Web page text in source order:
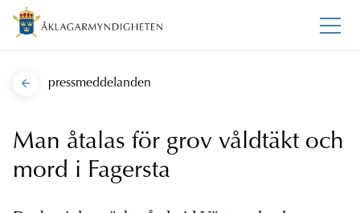
pressmeddelanden
Man åtalas för grov våldtäkt och
mord i Fagersta